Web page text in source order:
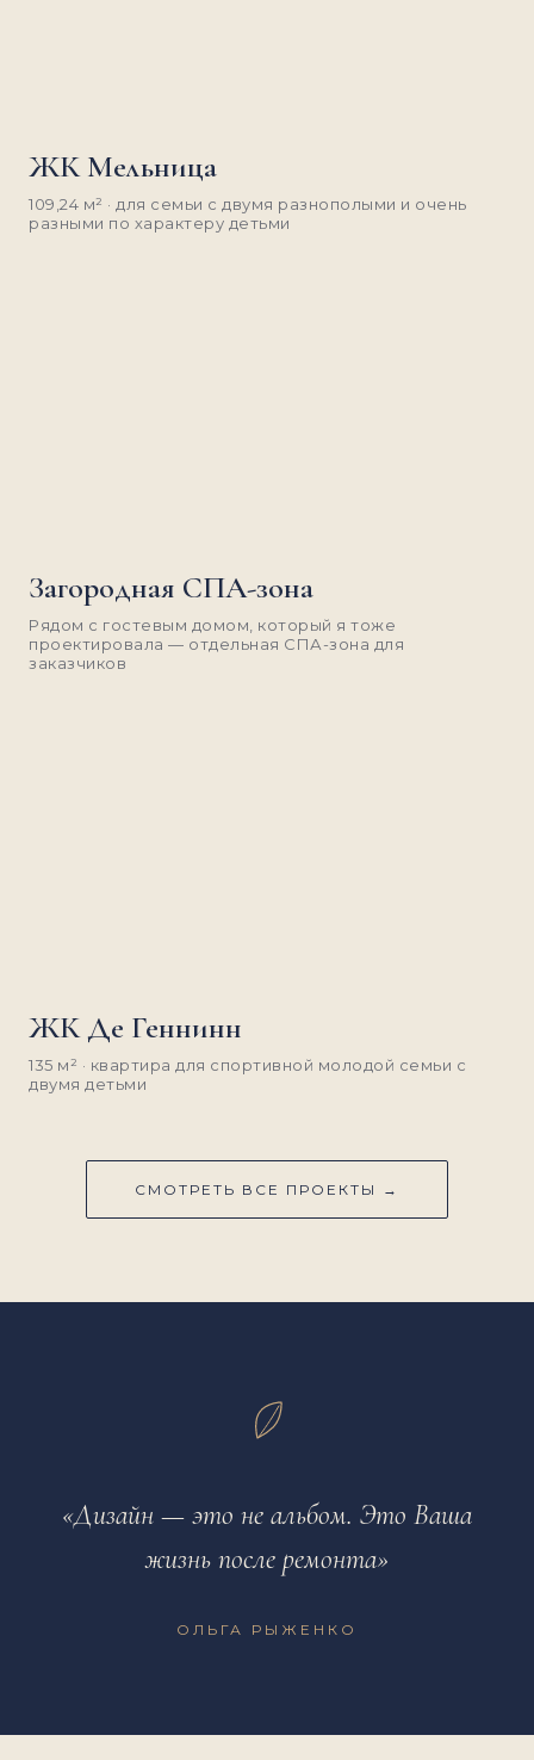
ЖК Мельница
109,24 м² · для семьи с двумя разнополыми и очень
разными по характеру детьми
Загородная СПА-зона
Рядом с гостевым домом, который я тоже
проектировала — отдельная СПА-зона для
заказчиков
ЖК Де Геннинн
135 м² · квартира для спортивной молодой семьи с
двумя детьми
СМОТРЕТЬ ВСЕ ПРОЕКТЫ →
«Дизайн — это не альбом. Это Ваша
жизнь после ремонта»
ОЛЬГА РЫЖЕНКО